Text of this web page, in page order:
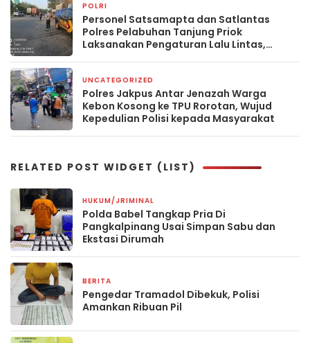
POLRI
Personel Satsamapta dan Satlantas
Polres Pelabuhan Tanjung Priok
Laksanakan Pengaturan Lalu Lintas,
UNCATEGORIZED
Polres Jakpus Antar Jenazah Warga
Kebon Kosong ke TPU Rorotan, Wujud
Kepedulian Polisi kepada Masyarakat
RELATED POST WIDGET (LIST)
HUKUM/JRIMINAL
Polda Babel Tangkap Pria Di
Pangkalpinang Usai Simpan Sabu dan
Ekstasi Dirumah
BERITA
Pengedar Tramadol Dibekuk, Polisi
Amankan Ribuan Pil